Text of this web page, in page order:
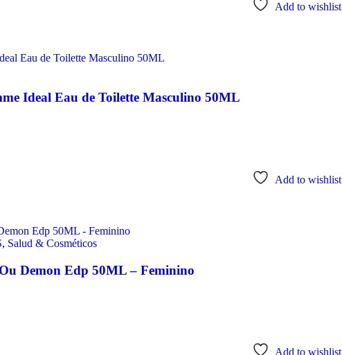
Add to wishlist
Ideal Eau de Toilette Masculino 50ML
Add to wishlist
, Salud & Cosméticos
Demon Edp 50ML – Feminino
Add to wishlist